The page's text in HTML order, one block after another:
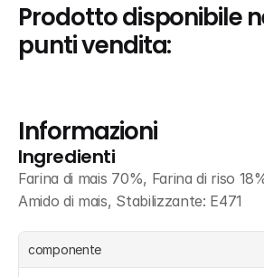
Prodotto disponibile
punti vendita:
Informazioni
Ingredienti
Farina di mais 70%, Farina di riso
Amido di mais, Stabilizzante: E471
componente